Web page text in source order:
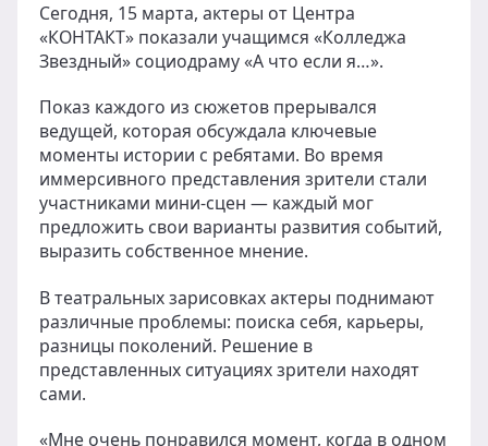
Сегодня, 15 марта, актеры от Центра
«КОНТАКТ» показали учащимся «Колледжа
Звездный» социодраму «А что если я…».
Показ каждого из сюжетов прерывался
ведущей, которая обсуждала ключевые
моменты истории с ребятами. Во время
иммерсивного представления зрители стали
участниками мини-сцен — каждый мог
предложить свои варианты развития событий,
выразить собственное мнение.
В театральных зарисовках актеры поднимают
различные проблемы: поиска себя, карьеры,
разницы поколений. Решение в
представленных ситуациях зрители находят
сами.
«Мне очень понравился момент, когда в одном